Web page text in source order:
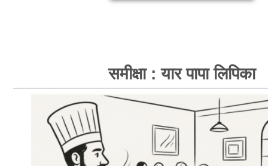
समीक्षा : यार पापा लिपिका